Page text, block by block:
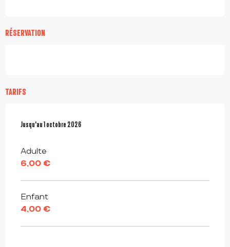
RÉSERVATION
TARIFS
Du20 avril 2026au1 octobre 2026
Jusqu'au1 octobre 2026
Adulte
6,00 €
Enfant
4,00 €